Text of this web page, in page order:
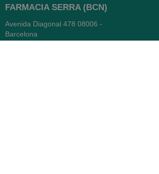
FARMACIA SERRA (BCN)
Avenida Diagonal 478 08006 -
Barcelona